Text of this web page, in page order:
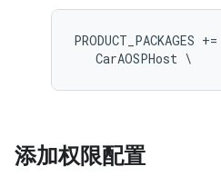
PRODUCT_PACKAGES
   CarAOSPHost \
添加权限配置